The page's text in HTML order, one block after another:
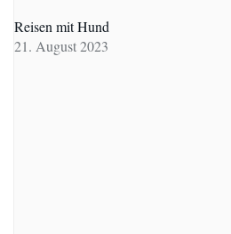
Reisen mit Hund
21. August 2023